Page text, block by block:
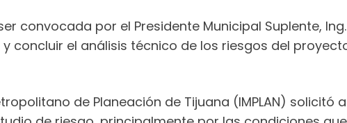
convocada por el Presidente Municipal Suplente,
el análisis técnico de los riesgos del
de Planeación de Tijuana (IMPLAN) solicitó a